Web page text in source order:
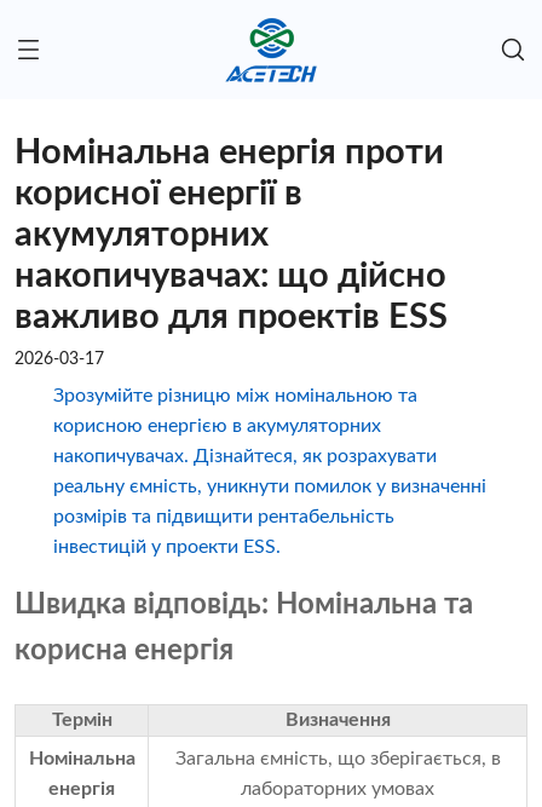
Номінальна енергія проти
корисної енергії в
акумуляторних
накопичувачах: що дійсно
важливо для проектів ESS
2026-03-17
Зрозумійте різницю між номінальною та
корисною енергією в акумуляторних
накопичувачах. Дізнайтеся, як розрахувати
реальну ємність, уникнути помилок у визначенні
розмірів та підвищити рентабельність
інвестицій у проекти ESS.
Швидка відповідь: Номінальна та
корисна енергія
Термін
Визначення
Номінальна
енергія
Загальна ємність, що зберігається, в
лабораторних умовах